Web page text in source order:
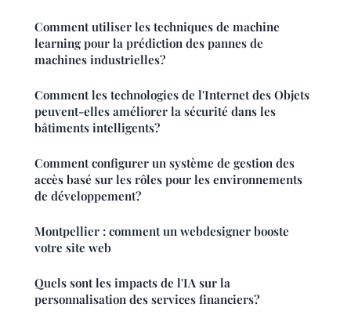
Comment utiliser les techniques de machine
learning pour la prédiction des pannes de
machines industrielles?
Comment les technologies de l'Internet des Objets
peuvent-elles améliorer la sécurité dans les
bâtiments intelligents?
Comment configurer un système de gestion des
accès basé sur les rôles pour les environnements
de développement?
Montpellier : comment un webdesigner booste
votre site web
Quels sont les impacts de l'IA sur la
personnalisation des services financiers?